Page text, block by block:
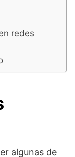
redes
algunas de